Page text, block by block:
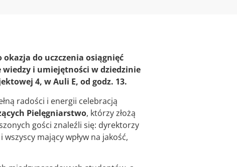
do uczczenia osiągnięć
i umiejętności w dziedzinie
4, w Auli E, od godz. 13.
radości i energii celebracją
Pielęgniarstwo, którzy złożą
gości znaleźli się: dyrektorzy
mający wpływ na jakość,